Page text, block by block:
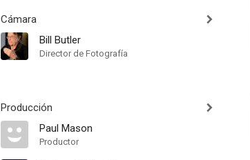
Cámara
Bill Butler
Director de Fotografía
Producción
Paul Mason
Productor